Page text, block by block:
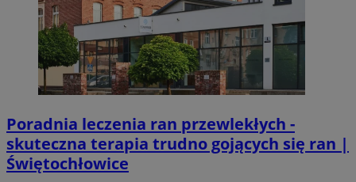
Poradnia leczenia ran przewlekłych -
skuteczna terapia trudno gojących się ran |
Świętochłowice